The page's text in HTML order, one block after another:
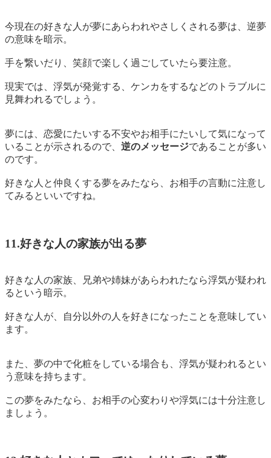
今現在の好きな人が夢にあらわれやさしくされる夢は、 逆夢
の意味を暗示。
手を繋いだり、笑顔で楽しく過ごしていたら要注意。
現実では、浮気が発覚する、ケンカをするなどのトラブルに
見舞われるでしょう。
夢には、恋愛にたいする不安やお相手にたいして気になって
いることが示されるので、 逆のメッセージであることが多い
のです。
好きな人と仲良くする夢をみたなら、お相手の言動に注意し
てみるといいですね。
11.好きな人の家族が出る夢
好きな人の家族、兄弟や姉妹があらわれたなら浮気が疑われ
るという暗示。
好きな人が、自分以外の人を好きになったことを意味してい
ます。
また、夢の中で化粧をしている場合 も、浮気が疑われるとい
う意味を持ちます。
この夢をみたなら、お相手の心変わりや浮気には十分注意し
ましょう。